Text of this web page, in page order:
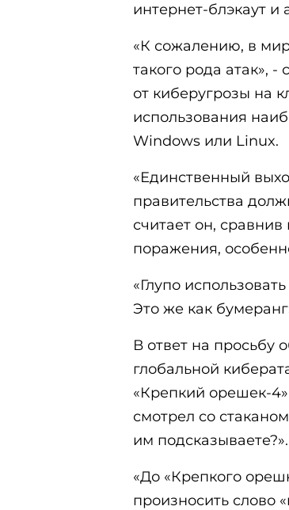
интернет-блэкаут
«К сожалению, в
такого рода атак»,
от киберугрозы на
использования
Windows или Linux.
«Единственный
правительства
считает он,
поражения,
«Глупо
Это же как
В ответ на просьбу
глобальной
«Крепкий орешек-
смотрел со
им подсказываете?».
«До «Крепкого
произносить слово